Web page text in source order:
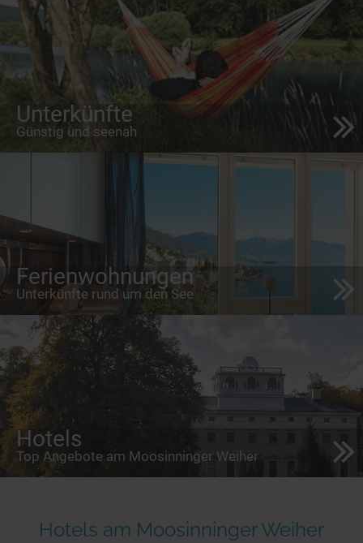
Unterkünfte
Günstig und seenah
Ferienwohnungen
Unterkünfte rund um den See
Hotels
Top Angebote am Moosinninger Weiher
Hotels am Moosinninger Weiher